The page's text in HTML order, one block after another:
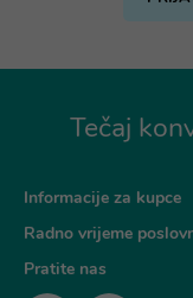
Tečaj
Informacije za kupce
Radno vrijeme
Pratite nas